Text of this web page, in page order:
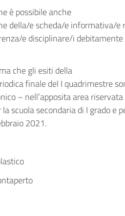
è possibile anche
della/e scheda/e informativa/e
e disciplinare/i
che gli esiti della
finale del I quadrimestre
– nell’apposita area
scuola secondaria di I grado e
2021.